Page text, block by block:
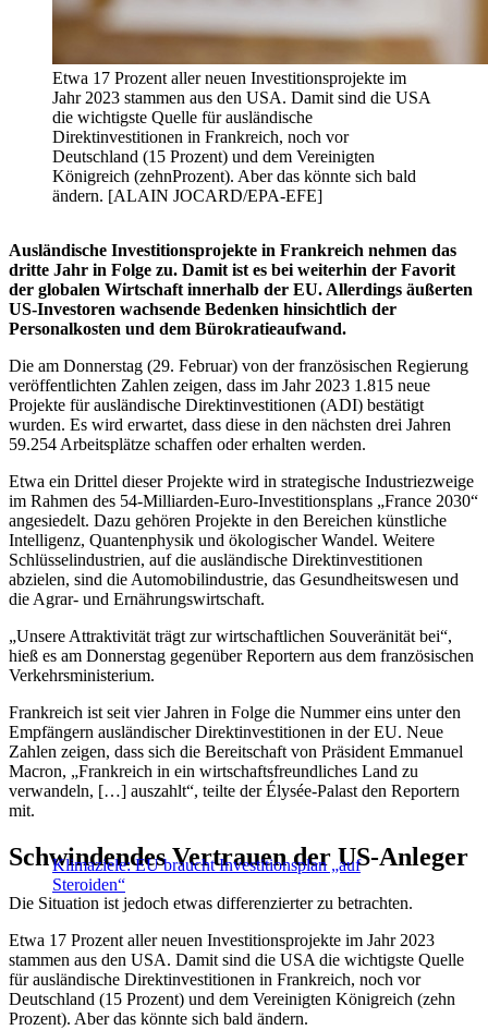
Etwa 17 Prozent aller neuen Investitionsprojekte im
Jahr 2023 stammen aus den USA. Damit sind die USA
die wichtigste Quelle für ausländische
Direktinvestitionen in Frankreich, noch vor
Deutschland (15 Prozent) und dem Vereinigten
Königreich (zehnProzent). Aber das könnte sich bald
ändern. [ALAIN JOCARD/EPA-EFE]
Ausländische Investitionsprojekte in Frankreich nehmen das
dritte Jahr in Folge zu. Damit ist es bei weiterhin der Favorit
der globalen Wirtschaft innerhalb der EU. Allerdings äußerten
US-Investoren wachsende Bedenken hinsichtlich der
Personalkosten und dem Bürokratieaufwand.
Die am Donnerstag (29. Februar) von der französischen Regierung
veröffentlichten Zahlen zeigen, dass im Jahr 2023 1.815 neue
Projekte für ausländische Direktinvestitionen (ADI) bestätigt
wurden. Es wird erwartet, dass diese in den nächsten drei Jahren
59.254 Arbeitsplätze schaffen oder erhalten werden.
Etwa ein Drittel dieser Projekte wird in strategische Industriezweige
im Rahmen des 54-Milliarden-Euro-Investitionsplans „France 2030“
angesiedelt. Dazu gehören Projekte in den Bereichen künstliche
Intelligenz, Quantenphysik und ökologischer Wandel. Weitere
Schlüsselindustrien, auf die ausländische Direktinvestitionen
abzielen, sind die Automobilindustrie, das Gesundheitswesen und
die Agrar- und Ernährungswirtschaft.
„Unsere Attraktivität trägt zur wirtschaftlichen Souveränität bei“,
hieß es am Donnerstag gegenüber Reportern aus dem französischen
Verkehrsministerium.
Frankreich ist seit vier Jahren in Folge die Nummer eins unter den
Empfängern ausländischer Direktinvestitionen in der EU. Neue
Zahlen zeigen, dass sich die Bereitschaft von Präsident Emmanuel
Macron, „Frankreich in ein wirtschaftsfreundliches Land zu
verwandeln, […] auszahlt“, teilte der Élysée-Palast den Reportern
mit.
Klimaziele: EU braucht Investitionsplan „auf
Steroiden“
Schwindendes Vertrauen der US-Anleger
Die Situation ist jedoch etwas differenzierter zu betrachten.
Etwa 17 Prozent aller neuen Investitionsprojekte im Jahr 2023
stammen aus den USA. Damit sind die USA die wichtigste Quelle
für ausländische Direktinvestitionen in Frankreich, noch vor
Deutschland (15 Prozent) und dem Vereinigten Königreich (zehn
Prozent). Aber das könnte sich bald ändern.